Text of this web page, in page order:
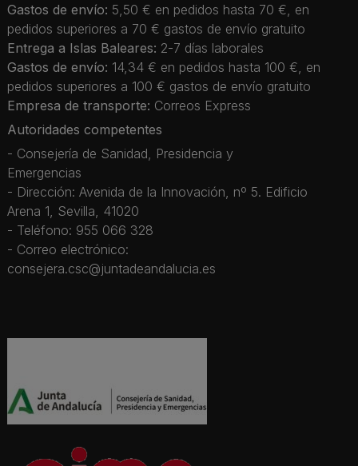
Gastos de envío: 5,50 € en pedidos hasta 70 €, en
pedidos superiores a 70 € gastos de envío gratuito
Entrega a Islas Baleares: 2-7 días laborales
Gastos de envío: 14,34 € en pedidos hasta 100 €, en
pedidos superiores a 100 € gastos de envío gratuito
Empresa de transporte: Correos Express
Autoridades competentes
- Consejería de Sanidad, Presidencia y
Emergencias
- Dirección: Avenida de la Innovación, nº 5. Edificio
Arena 1, Sevilla, 41020
- Teléfono: 955 066 328
- Correo electrónico:
consejera.csc@juntadeandalucia.es